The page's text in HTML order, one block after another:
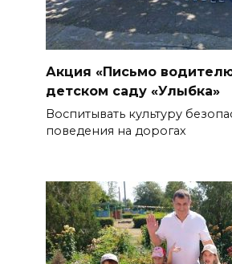
Акция «Письмо
детском саду «Улыбка»
Воспитывать культуру
поведения на дорогах